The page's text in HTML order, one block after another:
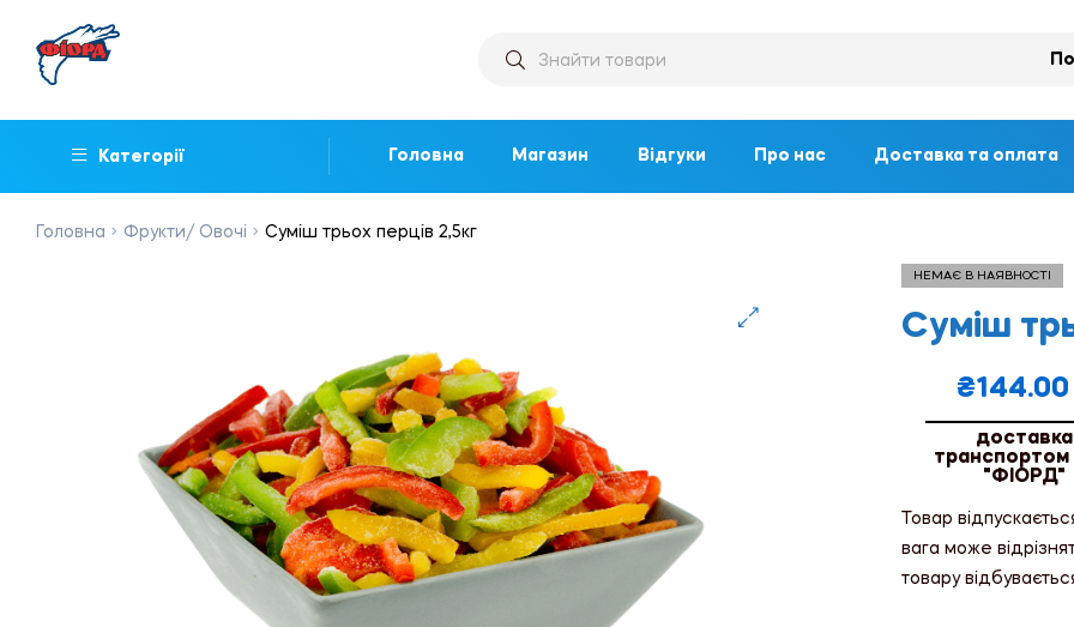
Категорії Головна Магазин Відгуки Про нас Доставка та оплата
Головна Фрукти/ Овочі Суміш трьох перців 2,5кг
НЕМАЄ В НАЯВНОСТІ
Суміш
₴144.00
доставка
"ФІОРД"
Товар
вага може
товару